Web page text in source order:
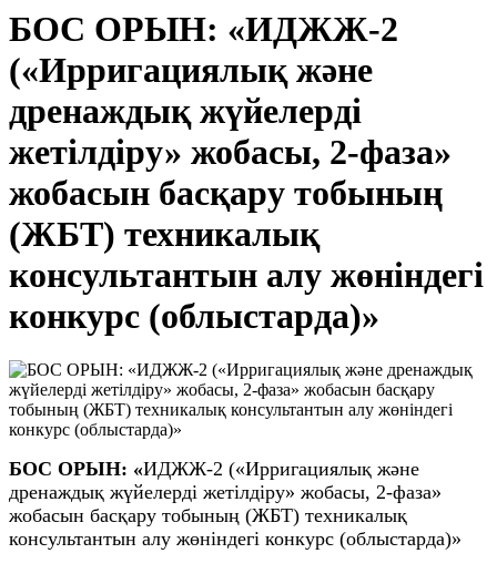
БОС ОРЫН: «ИДЖЖ-2
(«Ирригациялық және
дренаждық жүйелерді
жетілдіру» жобасы, 2-фаза»
жобасын басқару тобының
(ЖБТ) техникалық
консультантын алу жөніндегі
конкурс (облыстарда)»
БОС ОРЫН: «ИДЖЖ-2 («Ирригациялық және
дренаждық жүйелерді жетілдіру» жобасы, 2-фаза»
жобасын басқару тобының (ЖБТ) техникалық
консультантын алу жөніндегі конкурс (облыстарда)»